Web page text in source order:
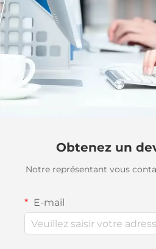
Obtenez un
Notre représentant vous
E-mail